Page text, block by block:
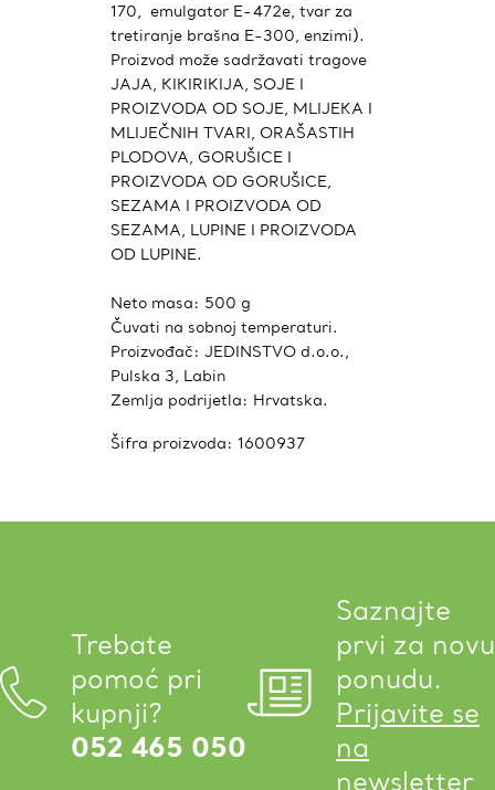
170, emulgator E-472e, tvar za
tretiranje brašna E-300, enzimi).
Proizvod može sadržavati tragove
JAJA, KIKIRIKIJA, SOJE I
PROIZVODA OD SOJE, MLIJEKA I
MLIJEČNIH TVARI, ORAŠASTIH
PLODOVA, GORUŠICE I
PROIZVODA OD GORUŠICE,
SEZAMA I PROIZVODA OD
SEZAMA, LUPINE I PROIZVODA
OD LUPINE.
Neto masa: 500 g
Čuvati na sobnoj temperaturi.
Proizvođač: JEDINSTVO d.o.o.,
Pulska 3, Labin
Zemlja podrijetla: Hrvatska.
Šifra proizvoda: 1600937
Trebate
pomoć pri
kupnji?
052 465 050
Saznajte
prvi za novu
ponudu.
Prijavite se
na
newsletter